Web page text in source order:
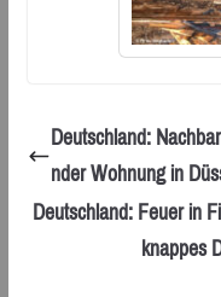
Deutschland:
nder Wohnung in
Deutschland: Feuer in
knappes